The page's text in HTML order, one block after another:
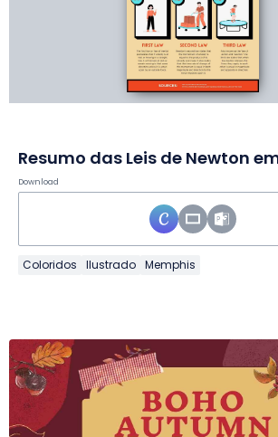
Resumo das Leis de Newton
Download
Coloridos Ilustrado Memphis